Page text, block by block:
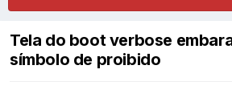
Tela do boot verbose
símbolo de proibido